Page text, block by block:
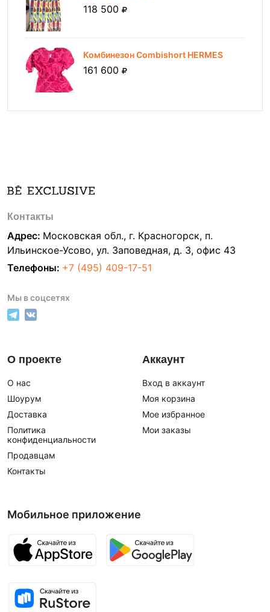
118 500
Комбинезон Combishort HERMES
161 600
Контакты
Адрес: Московская обл., г. Красногорск, п.
Ильинское-Усово, ул. Заповедная, д. 3, офис 43
Телефоны: +7 (495) 409-17-51
Мы в соцсетях
О проекте
О нас
Шоурум
Доставка
Политика
конфиденциальности
Продавцам
Контакты
Аккаунт
Вход в аккаунт
Моя корзина
Мое избранное
Мои заказы
Мобильное приложение